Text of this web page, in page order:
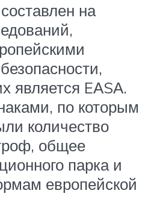
на
является EАSА.
по которым
количество
общее
парка и
европейской